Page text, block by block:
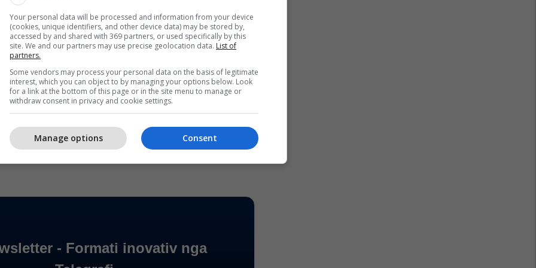
përveç aktiviteteve të ndryshme ditore,
aksionin e kontrolleve të taxive të paautorizuar
nuk respektojnë itinerarin e tyre dhe qarkullojnë
kryeqytetit”, ka bërë të ditur Inspektorati.
Your personal data will be processed and information from your device
(cookies, unique identifiers, and other device data) may be stored by,
accessed by and shared with 369 partners, or used specifically by this
site. We and our partners may use precise geolocation data. List of
partners.
Some vendors may process your personal data on the basis of legitimate
interest, which you can object to by managing your options below. Look
for a link at the bottom of this page or in the site menu to manage or
withdraw consent in privacy and cookie settings.
Consent
Manage options